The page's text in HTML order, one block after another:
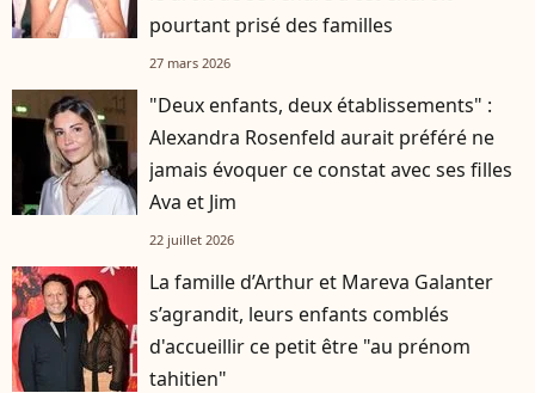
pourtant prisé des familles
27 mars 2026
"Deux enfants, deux établissements" :
Alexandra Rosenfeld aurait préféré ne
jamais évoquer ce constat avec ses filles
Ava et Jim
22 juillet 2026
La famille d’Arthur et Mareva Galanter
s’agrandit, leurs enfants comblés
d'accueillir ce petit être "au prénom
tahitien"